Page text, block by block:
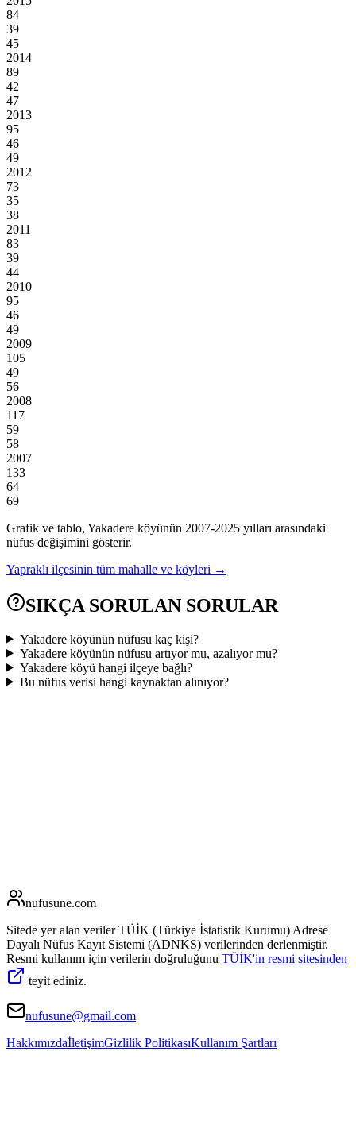
84
39
45
2014
89
42
47
2013
95
46
49
2012
73
35
38
2011
83
39
44
2010
95
46
49
2009
105
49
56
2008
117
59
58
2007
133
64
69
Grafik ve tablo, Yakadere köyünün 2007-2025 yılları arasındaki
nüfus değişimini gösterir.
Yapraklı ilçesinin tüm mahalle ve köyleri →
SIKÇA SORULAN SORULAR
Yakadere köyünün nüfusu kaç kişi?
Yakadere köyünün nüfusu artıyor mu, azalıyor mu?
Yakadere köyü hangi ilçeye bağlı?
Bu nüfus verisi hangi kaynaktan alınıyor?
nufusune.com
Sitede yer alan veriler TÜİK (Türkiye İstatistik Kurumu) Adrese
Dayalı Nüfus Kayıt Sistemi (ADNKS) verilerinden derlenmiştir.
Resmi kullanım için verilerin doğruluğunu TÜİK'in resmi sitesinden
teyit ediniz.
nufusune@gmail.com
HakkımızdaİletişimGizlilik PolitikasıKullanım Şartları